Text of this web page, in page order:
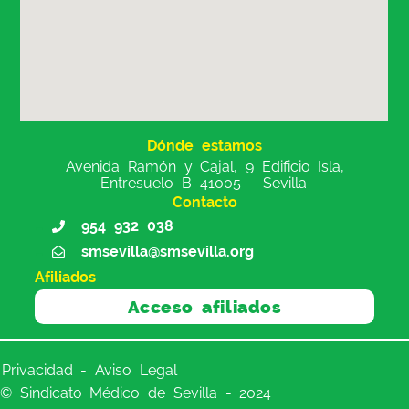
Dónde estamos
Avenida Ramón y Cajal, 9 Edificio Isla,
Entresuelo B 41005 - Sevilla
Contacto
954 932 038
smsevilla@smsevilla.org
Afiliados
Acceso afiliados
Privacidad - Aviso Legal
© Sindicato Médico de Sevilla - 2024